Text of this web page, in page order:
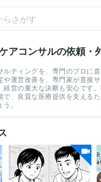
アコンサルの依頼・
ティングを、専門のプロに
や運営改善を、専門家が直接
経営の重大な決断も安心です
で、良質な医療提供を支える
。